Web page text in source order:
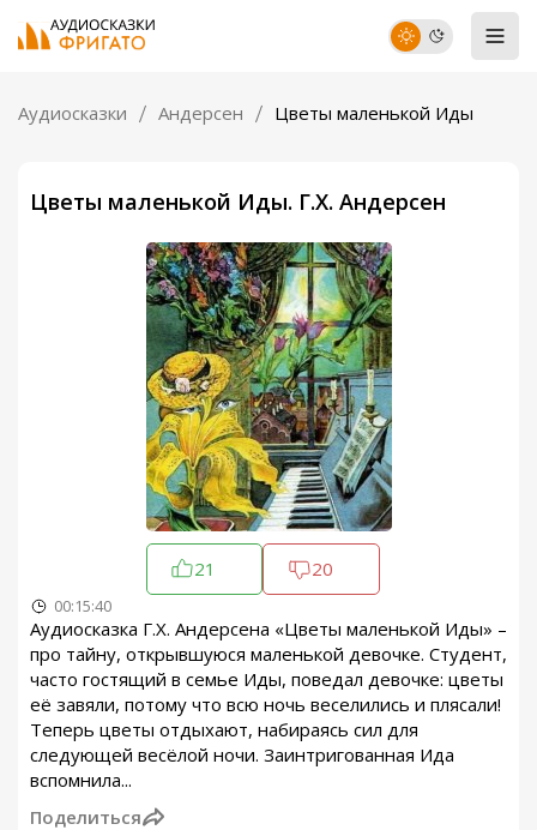
Аудиосказки Андерсен Цветы маленькой Иды
Цветы маленькой Иды. Г.Х. Андерсен
21 20
00:15:40
Аудиосказка Г.Х. Андерсена «Цветы маленькой Иды» –
про тайну, открывшуюся маленькой девочке. Студент,
часто гостящий в семье Иды, поведал девочке: цветы
её завяли, потому что всю ночь веселились и плясали!
Теперь цветы отдыхают, набираясь сил для
следующей весёлой ночи. Заинтригованная Ида
вспомнила...
Поделиться